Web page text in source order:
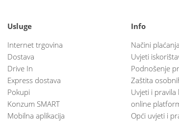
Usluge
Internet trgovina
Dostava
Drive In
Express dostava
Pokupi
Konzum SMART
Mobilna aplikacija
Info
Načini plaćanja
Uvjeti
Podnošenje
Zaštita
Uvjeti i
online
Opći uvjeti i